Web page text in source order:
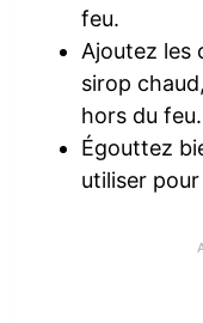
feu.
Ajoutez les
sirop
hors du feu.
Égouttez
utiliser